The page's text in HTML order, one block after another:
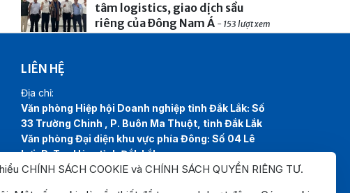
tâm logistics, giao dịch sầu
riêng của Đông Nam Á - 153 lượt xem
LIÊN HỆ
Địa chỉ:
Văn phòng Hiệp hội Doanh nghiệp tỉnh Đắk Lắk: Số
33 Trường Chinh , P. Buôn Ma Thuột, tỉnh Đắk Lắk
Văn phòng Đại diện khu vực phía Đông: Số 04 Lê
Lợi, P. Tuy Hòa, tỉnh Đắk Lắk
Hotline: 0262.3825999
0262.3827999
Email:
hiephoidoanhnghiepdaklak@gmail.com
CHÍNH SÁCH COOKIE và CHÍNH SÁCH QUYỀN RIÊNG TƯ.